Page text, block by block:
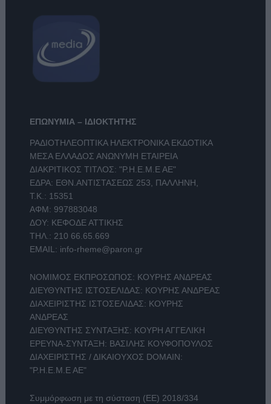
ΕΠΩΝΥΜΙΑ – ΙΔΙΟΚΤΗΤΗΣ
ΡΑΔΙΟΤΗΛΕΟΠΤΙΚΑ ΗΛΕΚΤΡΟΝΙΚΑ ΕΚΔΟΤΙΚΑ
ΜΕΣΑ ΕΛΛΑΔΟΣ ΑΝΩΝΥΜΗ ΕΤΑΙΡΕΙΑ
ΔΙΑΚΡΙΤΙΚΟΣ ΤΙΤΛΟΣ: "Ρ.Η.Ε.Μ.Ε ΑΕ"
ΕΔΡΑ: ΕΘΝ.ΑΝΤΙΣΤΑΣΕΩΣ 253, ΠΑΛΛΗΝΗ,
Τ.Κ.: 15351
ΑΦΜ: 997883048
ΔΟΥ: ΚΕΦΟΔΕ ΑΤΤΙΚΗΣ
ΤΗΛ.: 210 66.65.669
EMAIL: info-rheme@paron.gr
ΝΟΜΙΜΟΣ ΕΚΠΡΟΣΩΠΟΣ: ΚΟΥΡΗΣ ΑΝΔΡΕΑΣ
ΔΙΕΥΘΥΝΤΗΣ ΙΣΤΟΣΕΛΙΔΑΣ: ΚΟΥΡΗΣ ΑΝΔΡΕΑΣ
ΔΙΑΧΕΙΡΙΣΤΗΣ ΙΣΤΟΣΕΛΙΔΑΣ: ΚΟΥΡΗΣ
ΑΝΔΡΕΑΣ
ΔΙΕΥΘΥΝΤΗΣ ΣΥΝΤΑΞΗΣ: ΚΟΥΡΗ ΑΓΓΕΛΙΚΗ
ΕΡΕΥΝΑ-ΣΥΝΤΑΞΗ: ΒΑΣΙΛΗΣ ΚΟΥΦΟΠΟΥΛΟΣ
ΔΙΑΧΕΙΡΙΣΤΗΣ / ΔΙΚΑΙΟΥΧΟΣ DOMAIN:
"Ρ.Η.Ε.Μ.Ε ΑΕ"
Συμμόρφωση με τη σύσταση (ΕΕ) 2018/334